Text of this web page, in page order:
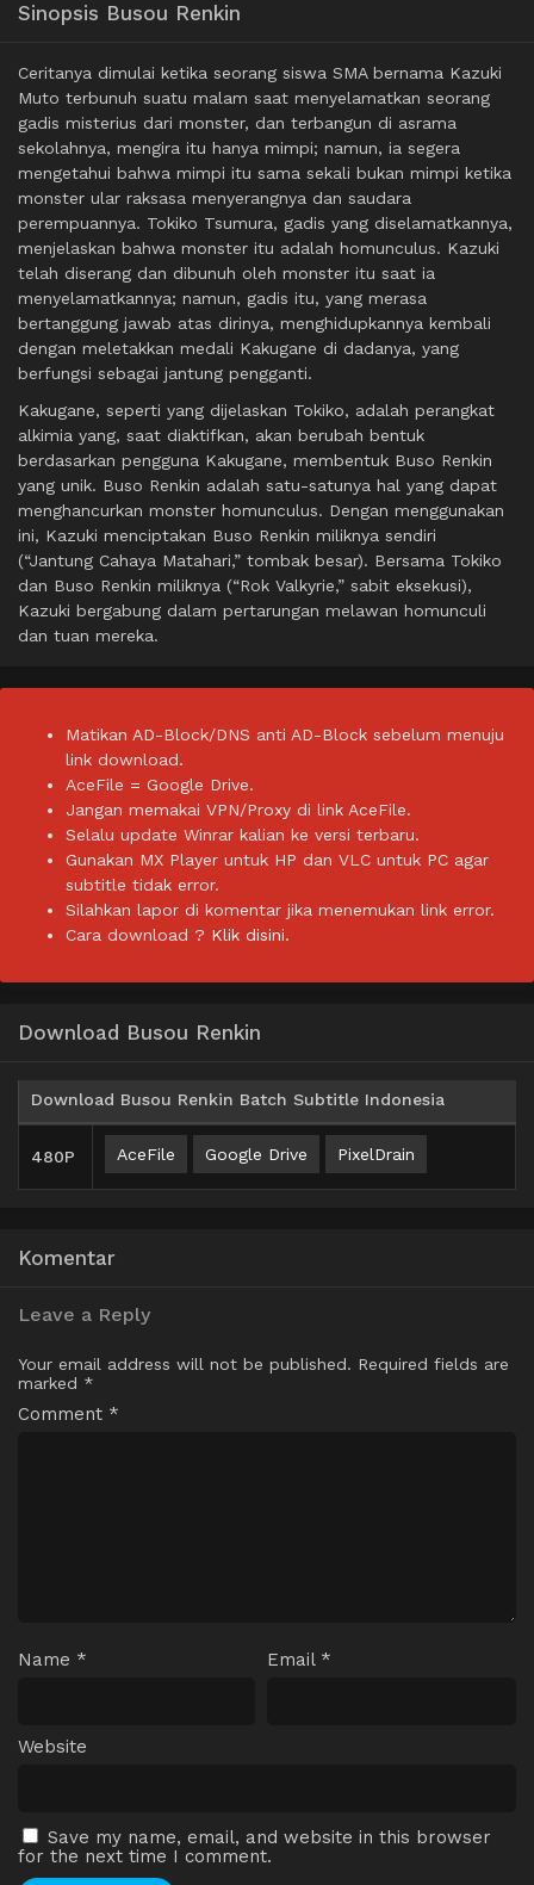
Sinopsis Busou Renkin
Ceritanya dimulai ketika seorang siswa SMA bernama Kazuki
Muto terbunuh suatu malam saat menyelamatkan seorang
gadis misterius dari monster, dan terbangun di asrama
sekolahnya, mengira itu hanya mimpi; namun, ia segera
mengetahui bahwa mimpi itu sama sekali bukan mimpi ketika
monster ular raksasa menyerangnya dan saudara
perempuannya. Tokiko Tsumura, gadis yang diselamatkannya,
menjelaskan bahwa monster itu adalah homunculus. Kazuki
telah diserang dan dibunuh oleh monster itu saat ia
menyelamatkannya; namun, gadis itu, yang merasa
bertanggung jawab atas dirinya, menghidupkannya kembali
dengan meletakkan medali Kakugane di dadanya, yang
berfungsi sebagai jantung pengganti.
Kakugane, seperti yang dijelaskan Tokiko, adalah perangkat
alkimia yang, saat diaktifkan, akan berubah bentuk
berdasarkan pengguna Kakugane, membentuk Buso Renkin
yang unik. Buso Renkin adalah satu-satunya hal yang dapat
menghancurkan monster homunculus. Dengan menggunakan
ini, Kazuki menciptakan Buso Renkin miliknya sendiri
(“Jantung Cahaya Matahari,” tombak besar). Bersama Tokiko
dan Buso Renkin miliknya (“Rok Valkyrie,” sabit eksekusi),
Kazuki bergabung dalam pertarungan melawan homunculi
dan tuan mereka.
Matikan AD-Block/DNS anti AD-Block sebelum menuju
link download.
AceFile = Google Drive.
Jangan memakai VPN/Proxy di link AceFile.
Selalu update Winrar kalian ke versi terbaru.
Gunakan MX Player untuk HP dan VLC untuk PC agar
subtitle tidak error.
Silahkan lapor di komentar jika menemukan link error.
Cara download ? Klik disini.
Download Busou Renkin
Download Busou Renkin Batch Subtitle Indonesia
480P AceFile Google Drive PixelDrain
Komentar
Leave a Reply
Your email address will not be published. Required fields are
marked *
Comment *
Name * Email *
Website
Save my name, email, and website in this browser
for the next time I comment.